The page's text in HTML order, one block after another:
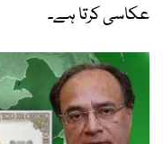
عکاسی کرتا ہے۔